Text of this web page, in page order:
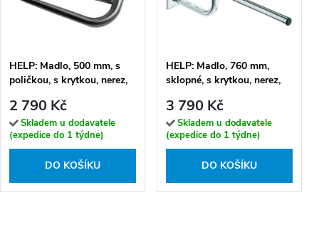
HELP: Madlo, 500 mm, s
poličkou, s krytkou, nerez,
2 790 Kč
Skladem u dodavatele
(expedice do 1 týdne)
DO KOŠÍKU
HELP: Madlo, 760 mm,
sklopné, s krytkou, nerez,
3 790 Kč
Skladem u dodavatele
(expedice do 1 týdne)
DO KOŠÍKU